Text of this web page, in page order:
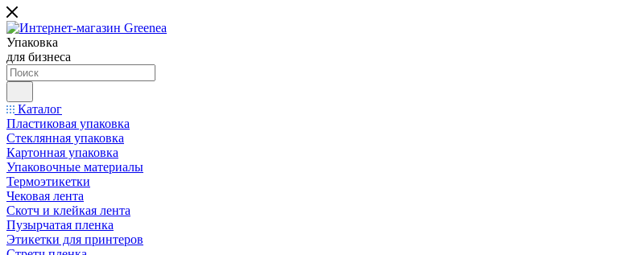
Упаковка
для бизнеса
Каталог
Пластиковая упаковка
Стеклянная упаковка
Картонная упаковка
Упаковочные материалы
Термоэтикетки
Чековая лента
Скотч и клейкая лента
Пузырчатая пленка
Этикетки для принтеров